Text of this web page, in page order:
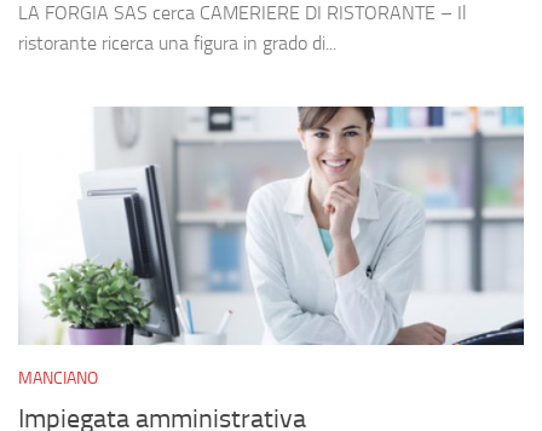
LA FORGIA SAS cerca CAMERIERE DI RISTORANTE – Il
ristorante ricerca una figura in grado di...
MANCIANO
Impiegata amministrativa